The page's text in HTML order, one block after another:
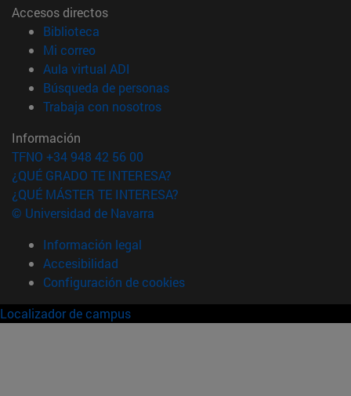
Accesos directos
Biblioteca
Mi correo(abre en nueva ventana)
Aula virtual ADI
Búsqueda de personas(abre en nueva ventana)
Trabaja con nosotros(abre en nueva ventana)
Información
TFNO +34 948 42 56 00
¿QUÉ GRADO TE INTERESA?
¿QUÉ MÁSTER TE INTERESA?
© Universidad de Navarra
Información legal
Accesibilidad
Configuración de cookies
Localizador de campus